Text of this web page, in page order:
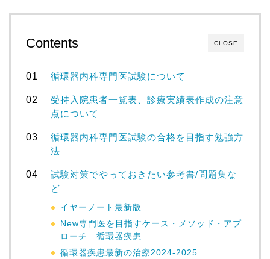
CLOSE
Contents
循環器内科専門医試験について
受持入院患者一覧表、診療実績表作成の注意
点について
循環器内科専門医試験の合格を目指す勉強方
法
試験対策でやっておきたい参考書/問題集な
ど
イヤーノート最新版
New専門医を目指すケース・メソッド・アプ
ローチ 循環器疾患
循環器疾患最新の治療2024-2025